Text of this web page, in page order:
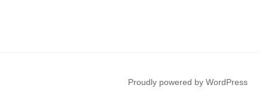
Proudly powered by WordPress